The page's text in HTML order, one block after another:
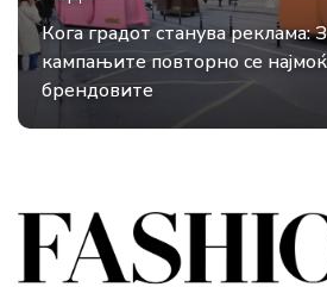
Кога градот станува реклама:
кампањите повторно се
брендовите